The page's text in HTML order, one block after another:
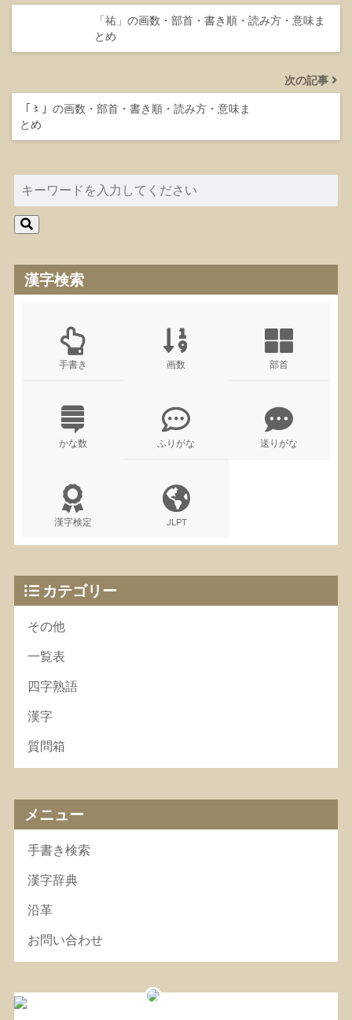
「祐」の画数・部首・書き順・読み方・意味ま
とめ
次の記事
「〻」の画数・部首・書き順・読み方・意味ま
とめ
漢字検索
手書き 画数 部首
かな数 ふりがな 送りがな
漢字検定 JLPT
カテゴリー
その他
一覧表
四字熟語
漢字
質問箱
メニュー
手書き検索
漢字辞典
沿革
お問い合わせ